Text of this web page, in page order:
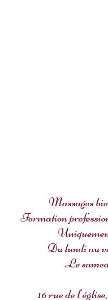
Massages
Formation
Du lundi au
Le
16 rue de